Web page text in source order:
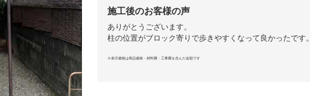
施工後のお客様の声
ありがとうございます。
柱の位置がブロック寄りで歩きやすくなって良かったです。
※表示価格は商品価格・材料費・工事費を含んだ金額です